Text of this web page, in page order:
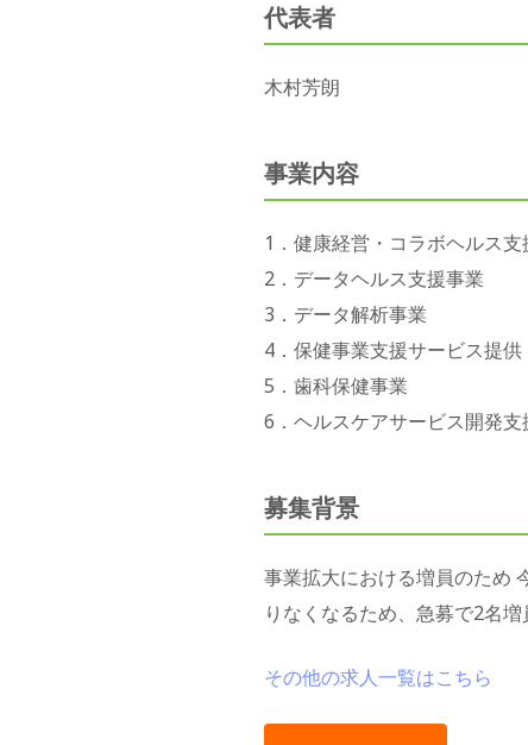
代表者
木村芳朗
事業内容
1．健康経営・コラボヘルス支
2．データヘルス支援事業
3 ．データ解析事業
4 ．保健事業支援サービス提供
5 ．歯科保健事業
6 ．ヘルスケアサービス開発
募集背景
事業拡大における増員のため
りなくなるため、急募で2名増
その他の求人一覧はこちら